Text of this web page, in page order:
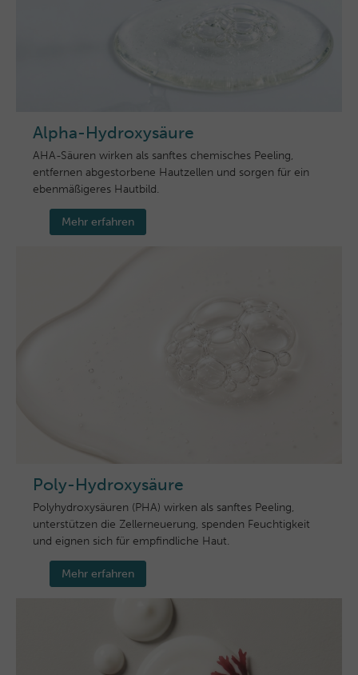
Alpha-Hydroxysäure
AHA-Säuren wirken als sanftes chemisches Peeling,
entfernen abgestorbene Hautzellen und sorgen für ein
ebenmäßigeres Hautbild.
Mehr erfahren
Poly-Hydroxysäure
Polyhydroxysäuren (PHA) wirken als sanftes Peeling,
unterstützen die Zellerneuerung, spenden Feuchtigkeit
und eignen sich für empfindliche Haut.
Mehr erfahren